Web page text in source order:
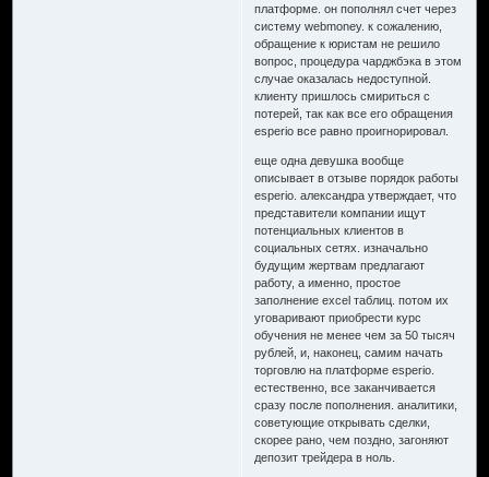
платформе. он пополнял счет через
систему webmoney. к сожалению,
обращение к юристам не решило
вопрос, процедура чарджбэка в этом
случае оказалась недоступной.
клиенту пришлось смириться с
потерей, так как все его обращения
esperio все равно проигнорировал.
еще одна девушка вообще
описывает в отзыве порядок работы
esperio. александра утверждает, что
представители компании ищут
потенциальных клиентов в
социальных сетях. изначально
будущим жертвам предлагают
работу, а именно, простое
заполнение excel таблиц. потом их
уговаривают приобрести курс
обучения не менее чем за 50 тысяч
рублей, и, наконец, самим начать
торговлю на платформе esperio.
естественно, все заканчивается
сразу после пополнения. аналитики,
советующие открывать сделки,
скорее рано, чем поздно, загоняют
депозит трейдера в ноль.